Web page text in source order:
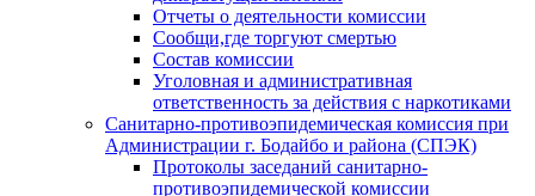
Отчеты о деятельности комиссии
Сообщи,где торгуют смертью
Состав комиссии
Уголовная и административная
ответственность за действия с наркотиками
Санитарно-противоэпидемическая комиссия при
Администрации г. Бодайбо и района (СПЭК)
Протоколы заседаний санитарно-
противоэпидемической комиссии